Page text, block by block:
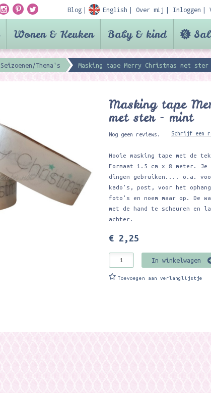
Blog English Over mij Inloggen
Wonen & Keuken Baby & kind
Seizoenen/Thema's Masking tape Merry Christmas met
Masking tape
met ster - mint
Nog geen reviews. Schrijf een
Mooie masking tape met de
Formaat 1.5 cm x 8 meter.
dingen gebruiken.... o.a.
kado's, post, voor het
foto's en noem maar op. De
met de hand te scheuren en
achter.
€ 2,25
In winkelwagen
Toevoegen aan verlanglijstje